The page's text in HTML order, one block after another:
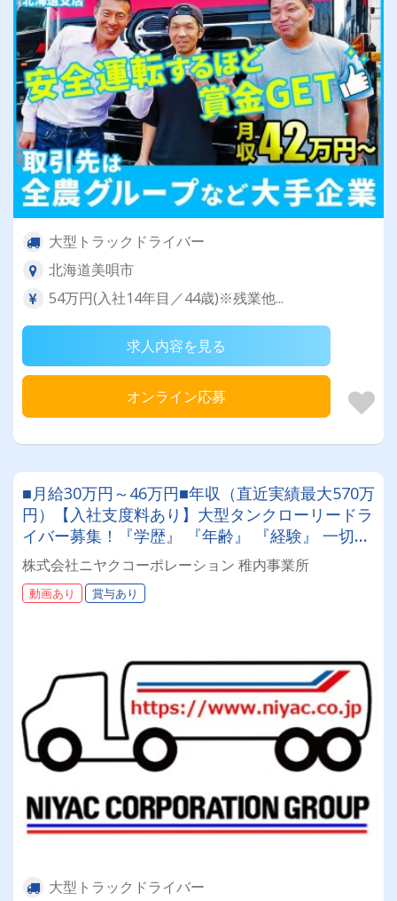
大型トラックドライバー
北海道美唄市
54万円(入社14年目／44歳)※残業他...
求人内容を見る
オンライン応募
■月給30万円～46万円■年収（直近実績最大570万
円）【入社支度料あり】大型タンクローリードラ
イバー募集！『学歴』 『年齢』 『経験』 一切不
問◎男女問わず活躍できる環境です。
株式会社ニヤクコーポレーション 稚内事業所
動画あり 賞与あり
大型トラックドライバー